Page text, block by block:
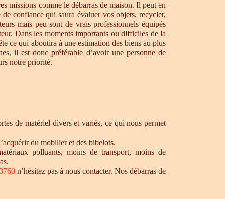
missions comme le débarras de maison. Il peut en
confiance qui saura évaluer vos objets, recycler,
mais peu sont de vrais professionnels équipés
Dans les moments importants ou difficiles de la
ce qui aboutira à une estimation des biens au plus
il est donc préférable d’avoir une personne de
notre priorité.
de matériel divers et variés, ce qui nous permet
du mobilier et des bibelots.
polluants, moins de transport, moins de
n’hésitez pas à nous contacter. Nos débarras de